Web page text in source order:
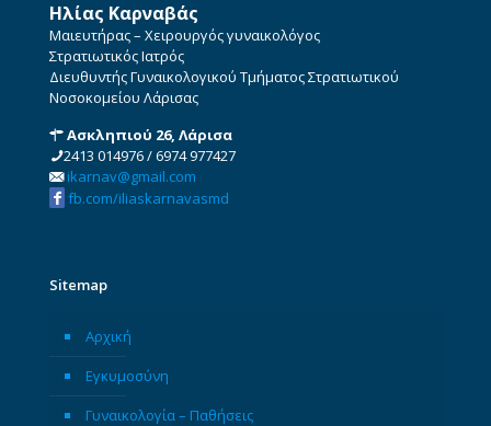
Ηλίας Καρναβάς
Μαιευτήρας – Χειρουργός γυναικολόγος
Στρατιωτικός Ιατρός
Διευθυντής Γυναικολογικού Τμήματος Στρατιωτικού
Νοσοκομείου Λάρισας
Ασκληπιού 26, Λάρισα
2413 014976/6974 977427
ikarnav@gmail.com
fb.com/iliaskarnavasmd
Sitemap
Αρχική
Εγκυμοσύνη
Γυναικολογία – Παθήσεις